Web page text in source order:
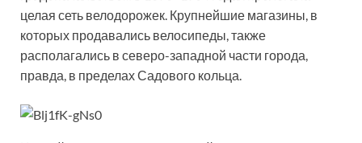
целая сеть велодорожек. Крупнейшие магазины, в
которых продавались велосипеды, также
располагались в северо-западной части города,
правда, в пределах Садового кольца.